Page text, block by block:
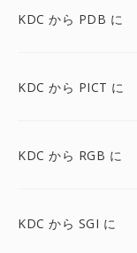
KDC から PDB に
KDC から PICT に
KDC から RGB に
KDC から SGI に